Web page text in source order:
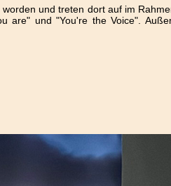
und treten dort auf im
are" und "You're the Voice".